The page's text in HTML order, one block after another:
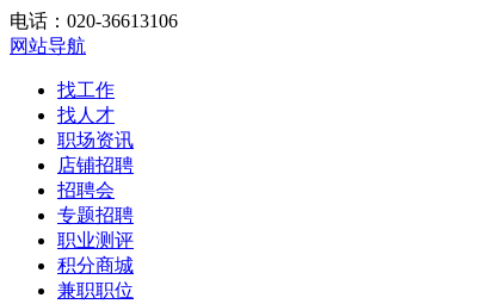
电话：020-36613106
网站导航
找工作
找人才
职场资讯
店铺招聘
招聘会
专题招聘
职业测评
积分商城
兼职职位